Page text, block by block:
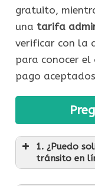
gratuito,
una tarifa
verificar con la
para conocer
pago
1. ¿Puedo
tránsito en